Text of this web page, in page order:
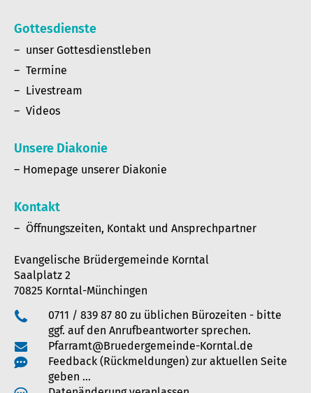
Gottesdienste
unser Gottesdienstleben
Termine
Livestream
Videos
Unsere Diakonie
Homepage unserer Diakonie
Kontakt
Öffnungszeiten, Kontakt und Ansprechpartner
Evangelische Brüdergemeinde Korntal
Saalplatz 2
70825 Korntal-Münchingen
0711 / 839 87 80 zu üblichen Bürozeiten - bitte
ggf. auf den Anrufbeantworter sprechen.
Pfarramt@Bruedergemeinde-Korntal.de
Feedback (Rückmeldungen) zur aktuellen Seite
geben …